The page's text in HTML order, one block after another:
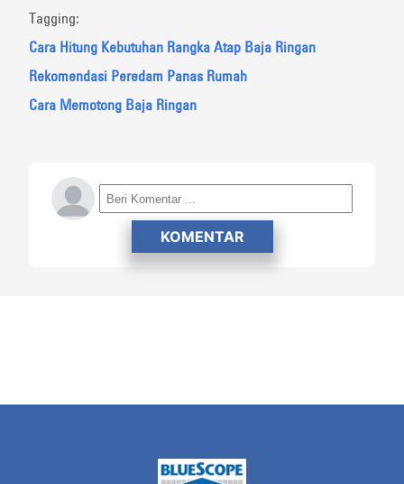
Tagging:
Cara Hitung Kebutuhan Rangka Atap Baja Ringan
Rekomendasi Peredam Panas Rumah
Cara Memotong Baja Ringan
KOMENTAR